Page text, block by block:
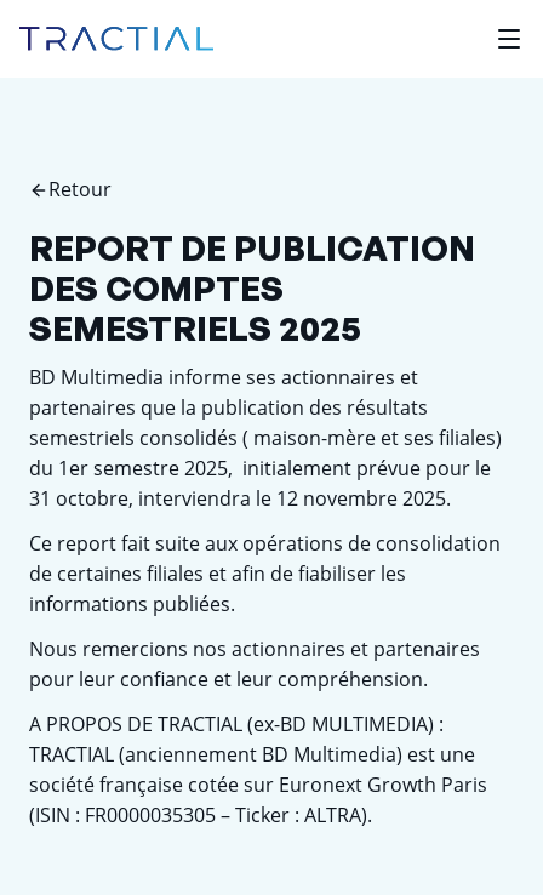
Retour
REPORT DE PUBLICATION
DES COMPTES
SEMESTRIELS 2025
BD Multimedia informe ses actionnaires et
partenaires que la publication des résultats
semestriels consolidés ( maison-mère et ses filiales)
du 1er semestre 2025, initialement prévue pour le
31 octobre, interviendra le 12 novembre 2025.
Ce report fait suite aux opérations de consolidation
de certaines filiales et afin de fiabiliser les
informations publiées.
Nous remercions nos actionnaires et partenaires
pour leur confiance et leur compréhension.
A PROPOS DE TRACTIAL (ex-BD MULTIMEDIA) :
TRACTIAL (anciennement BD Multimedia) est une
société française cotée sur Euronext Growth Paris
(ISIN : FR0000035305 – Ticker : ALTRA).